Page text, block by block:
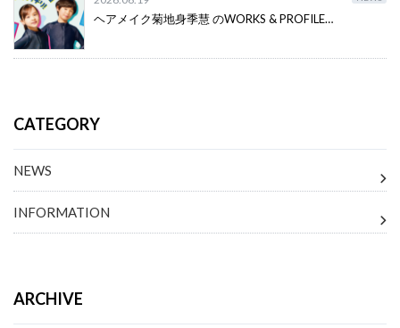
ヘアメイク菊地身季慧 のWORKS & PROFILE…
CATEGORY
NEWS
INFORMATION
ARCHIVE